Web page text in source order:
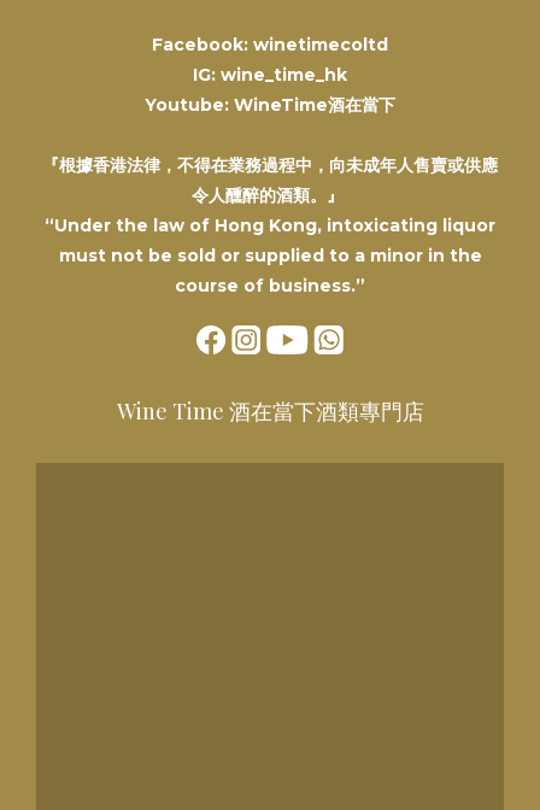
Facebook: winetimecoltd
IG: wine_time_hk
Youtube: WineTime酒在當下
『根據香港法律，不得在業務過程中，向未成年人售賣或供應
令人醺醉的酒類。』
“Under the law of Hong Kong, intoxicating liquor
must not be sold or supplied to a minor in the
course of business.”
Wine Time 酒在當下酒類專門店